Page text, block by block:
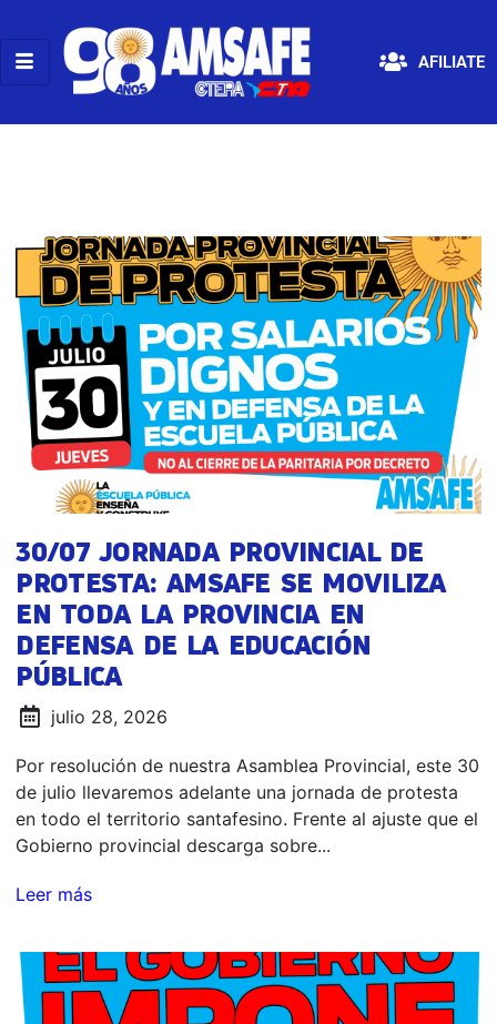
AFILIATE
30/07 JORNADA PROVINCIAL DE
PROTESTA: AMSAFE SE MOVILIZA
EN TODA LA PROVINCIA EN
DEFENSA DE LA EDUCACIÓN
PÚBLICA
julio 28, 2026
Por resolución de nuestra Asamblea Provincial, este 30
de julio llevaremos adelante una jornada de protesta
en todo el territorio santafesino. Frente al ajuste que el
Gobierno provincial descarga sobre...
Leer más